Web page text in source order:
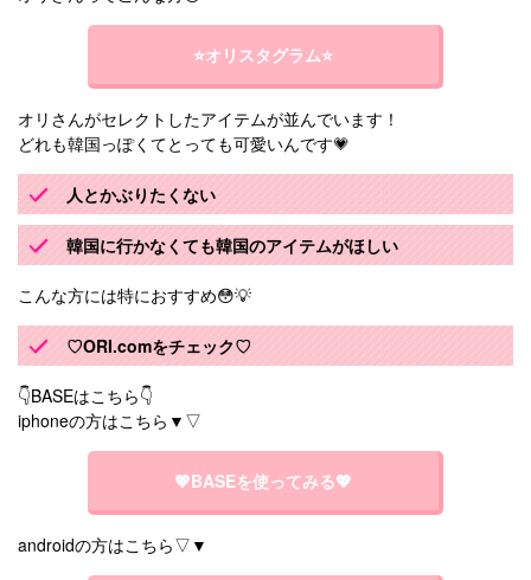
⭐️オリスタグラム⭐️
オリさんがセレクトしたアイテムが並んでいます！
どれも韓国っぽくてとっても可愛いんです💗
人とかぶりたくない
韓国に行かなくても韓国のアイテムがほしい
こんな方には特におすすめ😳💡
♡ORI.comをチェック♡
👇BASEはこちら👇
iphoneの方はこちら▼▽
💖BASEを使ってみる💖
androidの方はこちら▽▼